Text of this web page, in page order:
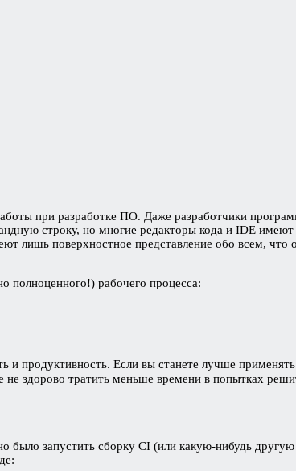
при разработке ПО. Даже разработчики
строку, но многие редакторы кода и IDE
лишь поверхностное представление обо всем,
полноценного!) рабочего процесса:
продуктивность. Если вы станете лучше
здорово тратить меньше времени в попытках
запустить сборку CI (или какую-нибудь